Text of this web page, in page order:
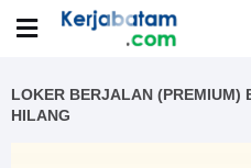
LOKER BERJALAN (PREMIUM)
HILANG